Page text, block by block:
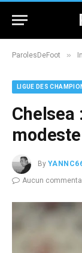
ParolesDeFoot »
LIGUE DES
Chelsea
By
Aucun